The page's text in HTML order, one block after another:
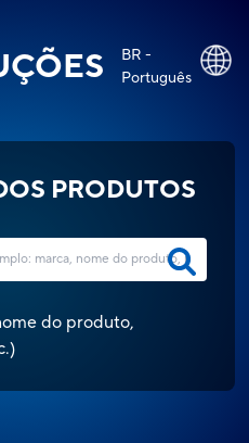
BR -
Português
PRODUTOS
do produto,
)